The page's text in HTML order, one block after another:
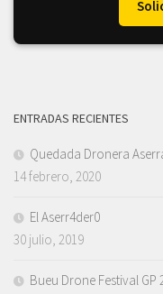
ENTRADAS RECIENTES
Quedada Dronera
14 febrero, 2020
El Aserr4der0
30 julio, 2019
Bueu Drone Festival GP